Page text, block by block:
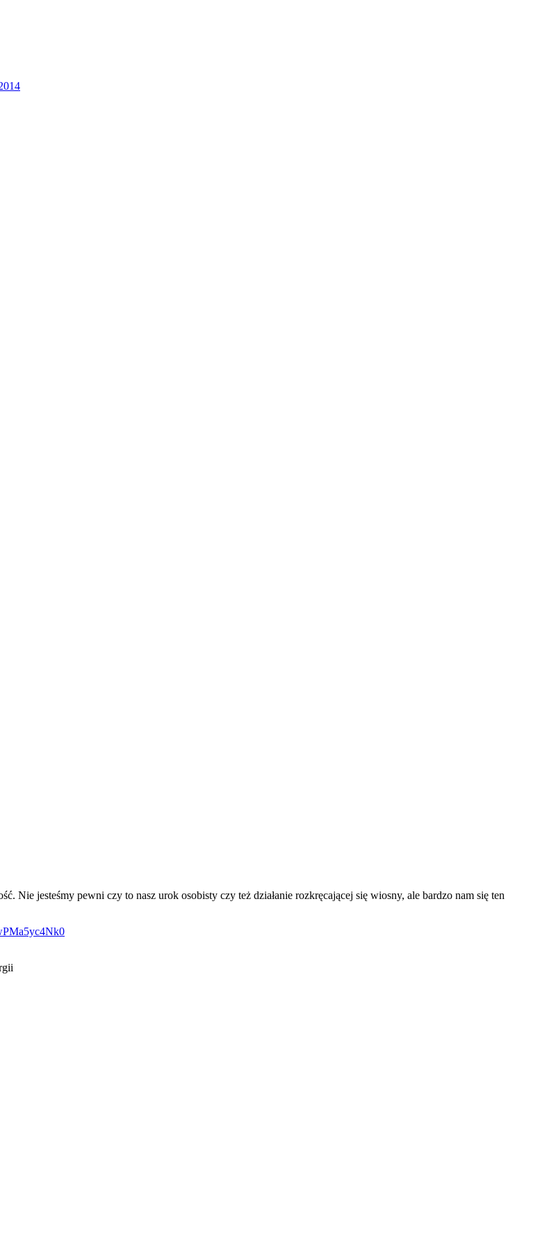
Nie jesteśmy pewni czy to nasz urok osobisty czy też działanie rozkręcającej się wiosny, ale bardzo nam się ten